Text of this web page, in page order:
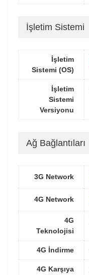
İşletim Sistemi
İşletim
Sistemi (OS)
İşletim
Sistemi
Versiyonu
Ağ Bağlantıları
3G Network
4G Network
4G
Teknolojisi
4G İndirme
4G Karşıya